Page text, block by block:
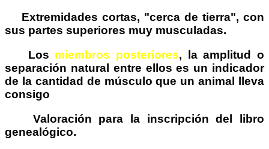
Extremidades cortas, "cerca de tierra", con
sus partes superiores muy musculadas.
Los miembros posteriores, la amplitud o
separación natural entre ellos es un indicador
de la cantidad de músculo que un animal lleva
consigo
Valoración para la inscripción del libro
genealógico.